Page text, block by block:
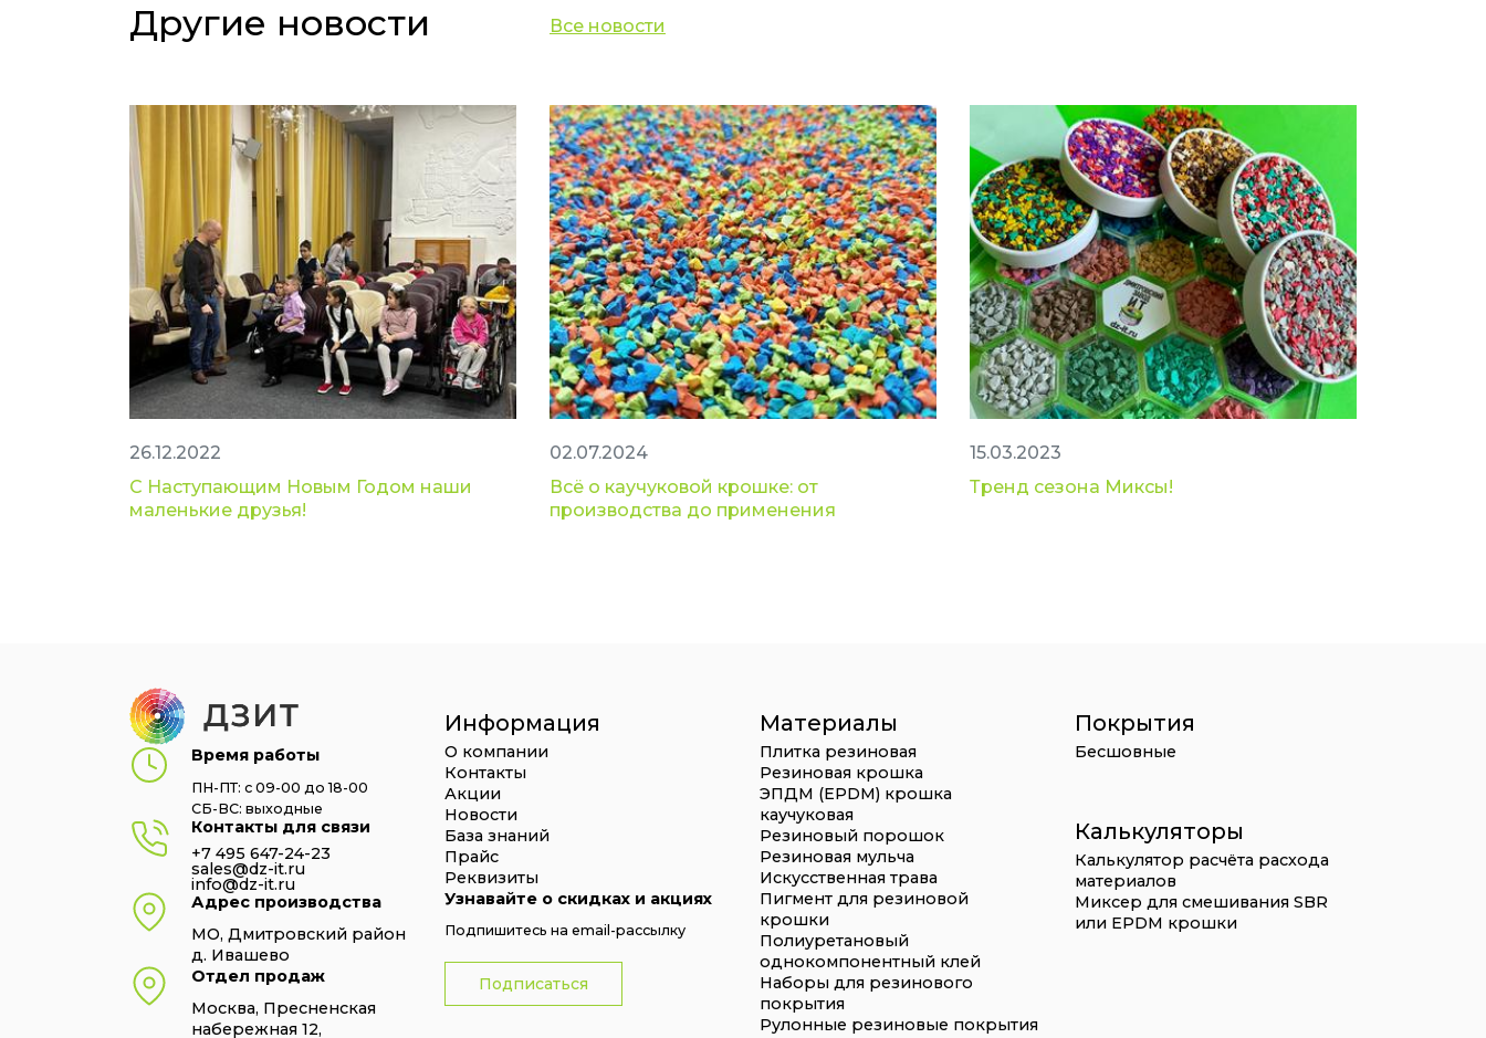
Другие новости Все новости
26.12.2022
С Наступающим Новым Годом наши
маленькие друзья!
02.07.2024
Всё о каучуковой крошке: от
производства до применения
15.03.2023
Тренд сезона Миксы!
Время работы
ПН-ПТ: с 09-00 до 18-00
СБ-ВС: выходные
Контакты для связи
+7 495 647-24-23
sales@dz-it.ru
info@dz-it.ru
Адрес производства
МО, Дмитровский район
д. Ивашево
Отдел продаж
Москва, Пресненская
набережная 12,
Информация
О компании
Контакты
Акции
Новости
База знаний
Прайс
Реквизиты
Узнавайте о скидках и акциях
Подпишитесь на email-рассылку
Подписаться
Материалы
Плитка резиновая
Резиновая крошка
ЭПДМ (EPDM) крошка
каучуковая
Резиновый порошок
Резиновая мульча
Искусственная трава
Пигмент для резиновой
крошки
Полиуретановый
однокомпонентный клей
Наборы для резинового
покрытия
Рулонные резиновые покрытия
Покрытия
Бесшовные
Калькуляторы
Калькулятор расчёта расхода
материалов
Миксер для смешивания SBR
или EPDM крошки